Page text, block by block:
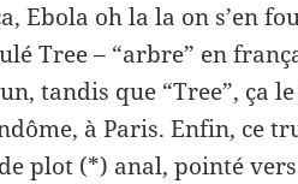
Ebola oh la la on s’en
Tree – “arbre” en
tandis que “Tree”, ça
à Paris. Enfin, ce
plot (*) anal, pointé